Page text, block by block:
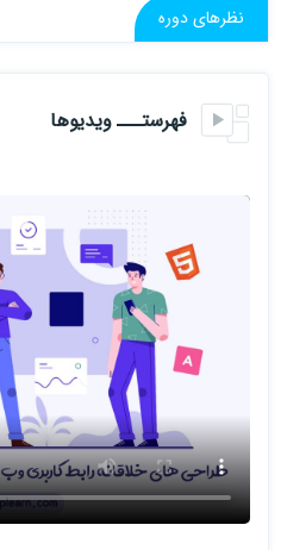
گرافیکی و جلوه های بصری برای ساخت
این کادر جستجو، ابتدا به صورت یک
ذره بین قرار دارد. در صورتی که روی
می توانیم متن موردنظر برای
بین هم به یک دایره سبز رنگ بزرگ
که به معنای این است که با کلیک
در درس دوم، نحوه ساخت یک فرم
این فرم به دو بخش تقسیم می
یک تصویر بوده و بخش سمت راست
ثبت نام می باشد، فعال و قابل
نظرهای دوره
فهرستـــ ویدیوها